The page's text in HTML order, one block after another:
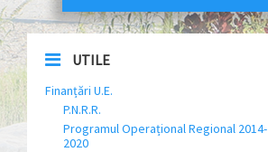
UTILE
Finanțări U.E.
P.N.R.R.
Programul Operațional Regional 2014-
2020